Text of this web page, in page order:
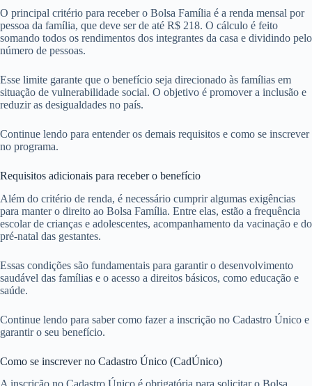
O principal critério para receber o Bolsa Família é a renda mensal por
pessoa da família, que deve ser de até R$ 218. O cálculo é feito
somando todos os rendimentos dos integrantes da casa e dividindo pelo
número de pessoas.
Esse limite garante que o benefício seja direcionado às famílias em
situação de vulnerabilidade social. O objetivo é promover a inclusão e
reduzir as desigualdades no país.
Continue lendo para entender os demais requisitos e como se inscrever
no programa.
Requisitos adicionais para receber o benefício
Além do critério de renda, é necessário cumprir algumas exigências
para manter o direito ao Bolsa Família. Entre elas, estão a frequência
escolar de crianças e adolescentes, acompanhamento da vacinação e do
pré-natal das gestantes.
Essas condições são fundamentais para garantir o desenvolvimento
saudável das famílias e o acesso a direitos básicos, como educação e
saúde.
Continue lendo para saber como fazer a inscrição no Cadastro Único e
garantir o seu benefício.
Como se inscrever no Cadastro Único (CadÚnico)